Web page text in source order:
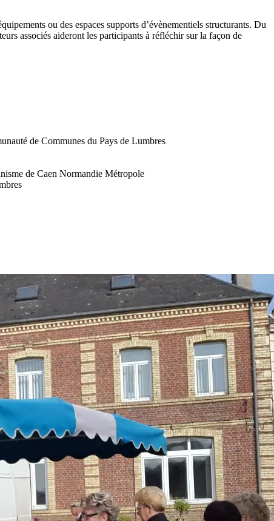
ou des espaces supports d’évènementiels structurants. Du
associés aideront les participants à réfléchir sur la façon de
de Communes du Pays de Lumbres
de Caen Normandie Métropole